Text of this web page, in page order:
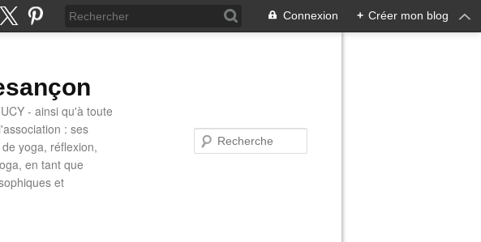
Connexion + Créer mon blog
- ainsi qu'à toute
: ses
yoga, réflexion,
en tant que
et